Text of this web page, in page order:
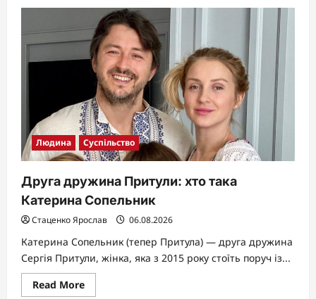
Керіс
Зета
Дуглас:
донька
легенд,
яка
будує
власний
шлях
Людина Суспільство
Друга дружина Притули: хто така
Катерина Сопельник
Стаценко Ярослав 06.08.2026
Катерина Сопельник (тепер Притула) — друга дружина
Сергія Притули, жінка, яка з 2015 року стоїть поруч із...
Read MoreRead
more